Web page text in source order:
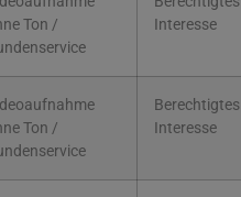
Ton /
Interesse
Ton /
Berechtigtes
Interesse